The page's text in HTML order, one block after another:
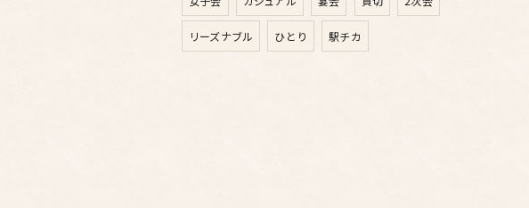
リーズナブル ひとり 駅チカ